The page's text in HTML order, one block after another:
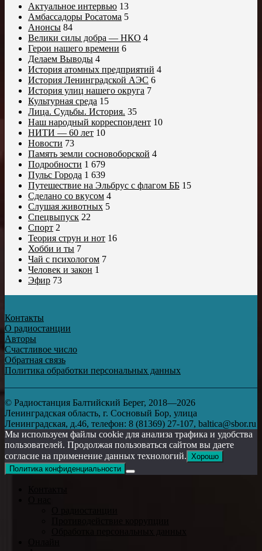
Актуальное интервью 13
Амбассадоры Росатома 5
Анонсы 84
Велики силы добра — НКО 4
Герои нашего времени 6
Делаем Выводы 4
История атомных предприятий 4
История Ленинградской АЭС 6
История улиц нашего округа 7
Культурная среда 15
Лица. Судьбы. История. 35
Наш народный корреспондент 10
НИТИ — 60 лет 10
Новости 73
Память земли сосновоборской 4
Подробности 1 679
Пульс Города 1 639
Путешествие на Эльбрус с флагом ББ 15
Сделано со вкусом 4
Слушая животных 5
Спецвыпуск 22
Спорт 2
Теория струн и нот 16
Хобби и ты 7
Чай с психологом 7
Человек и закон 1
Эфир 73
Контакты
О радиостанции
Авторы
Счастливое число
Обратная связь
Политика обработки персональных данных
© Радиостанция Балтийский Берег, 2018—2026
Ленинградская область, г. Сосновый Бор, улица
Ленинградская, д.46, телефон: 8 (81369) 27-107, baltica@sbor.ru
Мы используем файлы cookie для анализа трафика и удобства
пользователей. Продолжая пользоваться сайтом вы даете
согласие на применение данных технологий. Хорошо
Политика конфиденциальности